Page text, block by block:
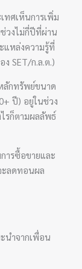
ทศเห็นการเพิ่ม
วงไม่กี่ปีที่ผ่าน
แหล่งความรู้ที่
ง SET/ก.ล.ต.)
ลักทรัพย์ขนาด
ปี) อยู่ในช่วง
รก็ตามผลลัพธ์
ารซื้อขายและ
ะลดทอนผล
นำจากเพื่อน